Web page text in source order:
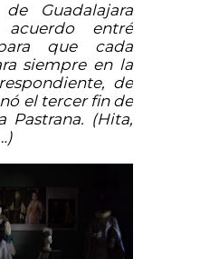
Guadalajara
entré
que cada
siempre en la
de
el tercer fin de
Pastrana. (Hita,